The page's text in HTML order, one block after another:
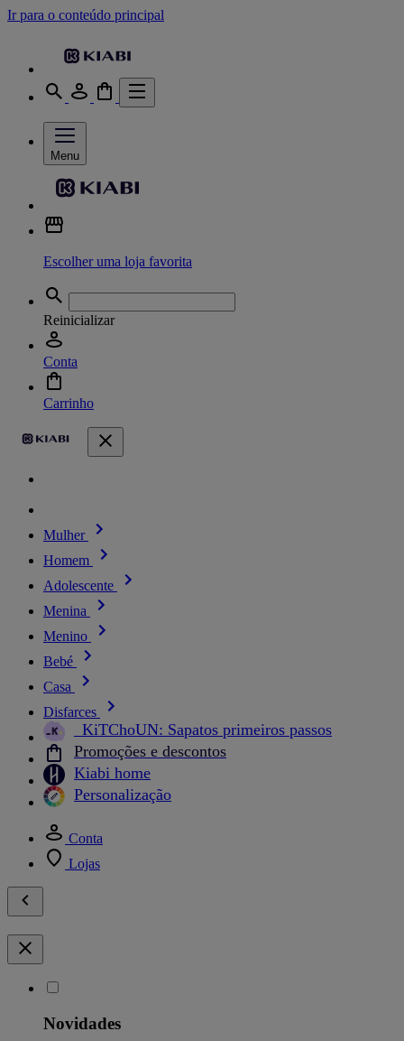
Ir para o conteúdo principal
Menu
Escolher uma loja favorita
Reinicializar
Conta
Carrinho
Mulher
Homem
Adolescente
Menina
Menino
Bebé
Casa
Disfarces
_KiTChoUN: Sapatos primeiros passos
Promoções e descontos
Kiabi home
Personalização
Conta
Lojas
Novidades